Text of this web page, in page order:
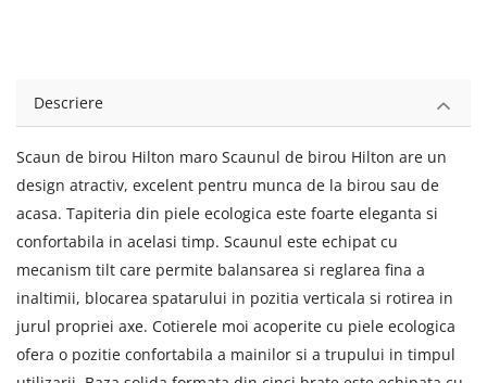
Descriere
Scaun de birou Hilton maro Scaunul de birou Hilton are un
design atractiv, excelent pentru munca de la birou sau de
acasa. Tapiteria din piele ecologica este foarte eleganta si
confortabila in acelasi timp. Scaunul este echipat cu
mecanism tilt care permite balansarea si reglarea fina a
inaltimii, blocarea spatarului in pozitia verticala si rotirea in
jurul propriei axe. Cotierele moi acoperite cu piele ecologica
ofera o pozitie confortabila a mainilor si a trupului in timpul